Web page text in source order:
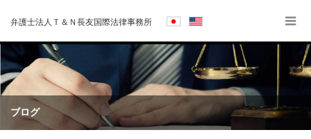
弁護士法人Ｔ＆Ｎ長友国際法律事務所
ブログ